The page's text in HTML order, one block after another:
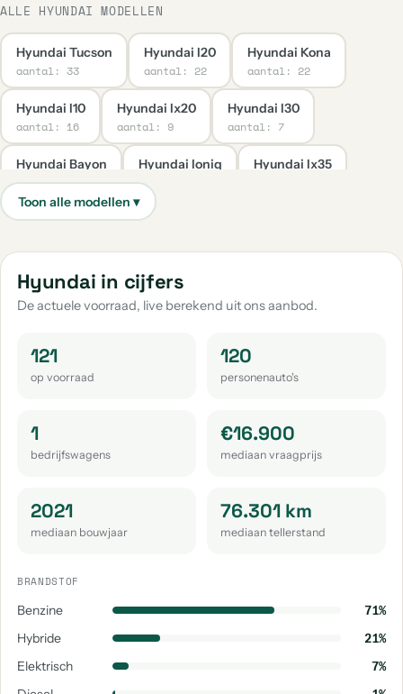
ALLE HYUNDAI MODELLEN
Hyundai Tucson
aantal: 33
Hyundai I20
aantal: 22
Hyundai Kona
aantal: 22
Hyundai I10
aantal: 16
Hyundai Ix20
aantal: 9
Hyundai I30
aantal: 7
Hyundai Bayon
aantal: 2
Hyundai Ioniq
aantal: 2
Hyundai Ix35
Hyundai Kona Electric
Hyundai Ioniq 5
aantal: 1
Hyundai Santa Fe
aantal: 1
Hyundai in cijfers
De actuele voorraad, live berekend uit ons aanbod.
121
op voorraad
120
personenauto's
1
bedrijfswagens
€16.900
mediaan vraagprijs
2021
mediaan bouwjaar
76.301 km
mediaan tellerstand
BRANDSTOF
Benzine
71%
Hybride
21%
Elektrisch
7%